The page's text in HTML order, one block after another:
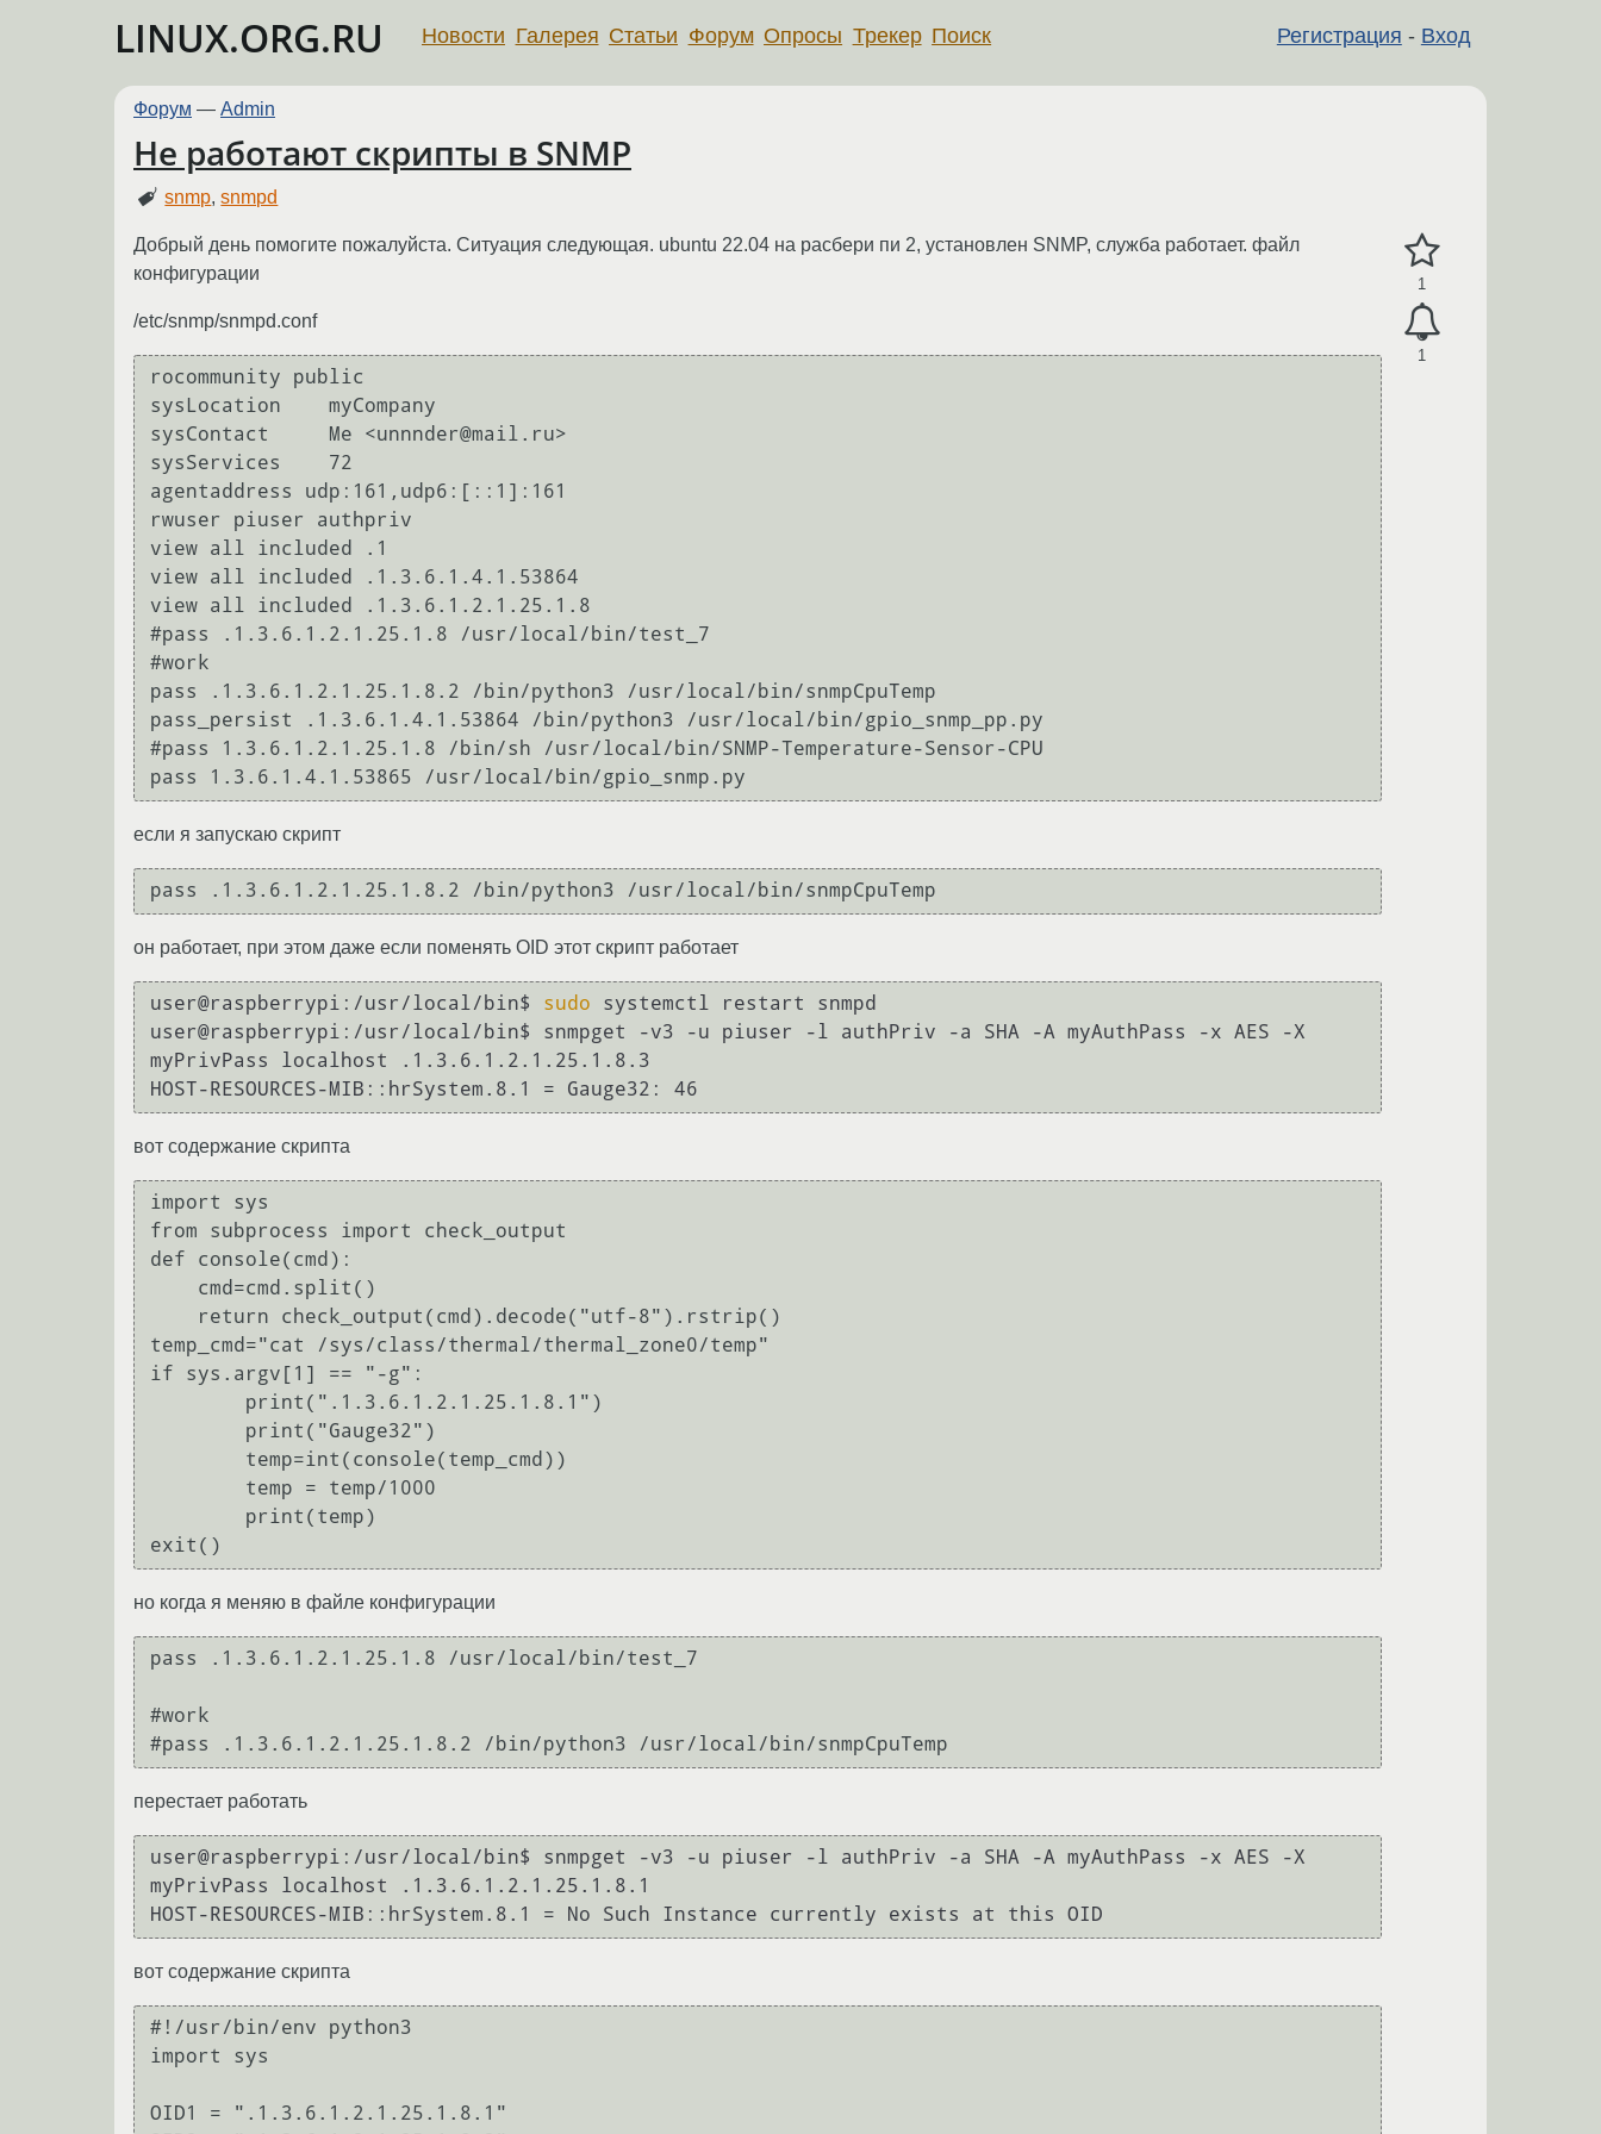
LINUX.ORG.RU Регистрация - Вход
Новости Галерея Статьи Форум Опросы Трекер Поиск
Форум — Admin
Не работают скрипты в SNMP
snmp,snmpd
1
1
Добрый день помогите пожалуйста. Ситуация следующая. ubuntu 22.04 на расбери пи 2, установлен SNMP, служба работает. файл
конфигурации
/etc/snmp/snmpd.conf
rocommunity public
sysLocation    myCompany
sysContact     Me <unnnder@mail.ru>
sysServices    72
agentaddress udp:161,udp6:[::1]:161
rwuser piuser authpriv
view all included .1
view all included .1.3.6.1.4.1.53864
view all included .1.3.6.1.2.1.25.1.8
#pass .1.3.6.1.2.1.25.1.8 /usr/local/bin/test_7
#work
pass .1.3.6.1.2.1.25.1.8.2 /bin/python3 /usr/local/bin/snmpCpuTemp
pass_persist .1.3.6.1.4.1.53864 /bin/python3 /usr/local/bin/gpio_snmp_pp.py
#pass 1.3.6.1.2.1.25.1.8 /bin/sh /usr/local/bin/SNMP-Temperature-Sensor-CPU
если я запускаю скрипт
он работает, при этом даже если поменять OID этот скрипт работает
user@raspberrypi:/usr/local/bin$ sudo systemctl restart snmpd
user@raspberrypi:/usr/local/bin$ snmpget -v3 -u piuser -l authPriv -a SHA -A myAuthPass -x AES -X
myPrivPass localhost .1.3.6.1.2.1.25.1.8.3
вот содержание скрипта
import sys
from subprocess import check_output
def console(cmd):
temp_cmd="cat /sys/class/thermal/thermal_zone0/temp"
if sys.argv[1] == "-g":
но когда я меняю в файле конфигурации
pass .1.3.6.1.2.1.25.1.8 /usr/local/bin/test_7
#work
перестает работать
user@raspberrypi:/usr/local/bin$ snmpget -v3 -u piuser -l authPriv -a SHA -A myAuthPass -x AES -X
myPrivPass localhost .1.3.6.1.2.1.25.1.8.1
вот содержание скрипта
#!/usr/bin/env python3
import sys
OID1 = ".1.3.6.1.2.1.25.1.8.1"